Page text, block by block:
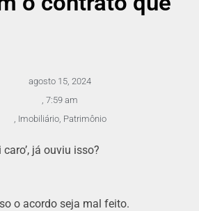
agosto 15, 2024
7:59 am
Imobiliário, Patrimônio
já ouviu isso?
o acordo seja mal feito.